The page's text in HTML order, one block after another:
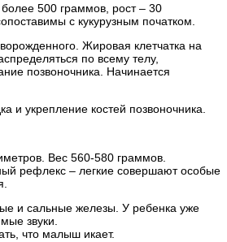
500 граммов, рост – 30
с кукурузным початком.
Жировая клетчатка на
по всему телу,
позвоночника. Начинается
и укрепление костей позвоночника.
Вес 560-580 граммов.
рефлекс – легкие совершают особые
и сальные железы. У ребенка уже
звуки.
что малыш икает.